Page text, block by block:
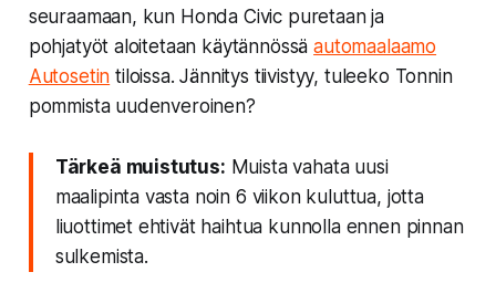
seuraamaan, kun Honda Civic puretaan ja
pohjatyöt aloitetaan käytännössäautomaalaamo
Autosetin tiloissa. Jännitys tiivistyy, tuleeko Tonnin
pommista uudenveroinen?
Tärkeä muistutus: Muista vahata uusi
maalipinta vasta noin 6 viikon kuluttua, jotta
liuottimet ehtivät haihtua kunnolla ennen pinnan
sulkemista.